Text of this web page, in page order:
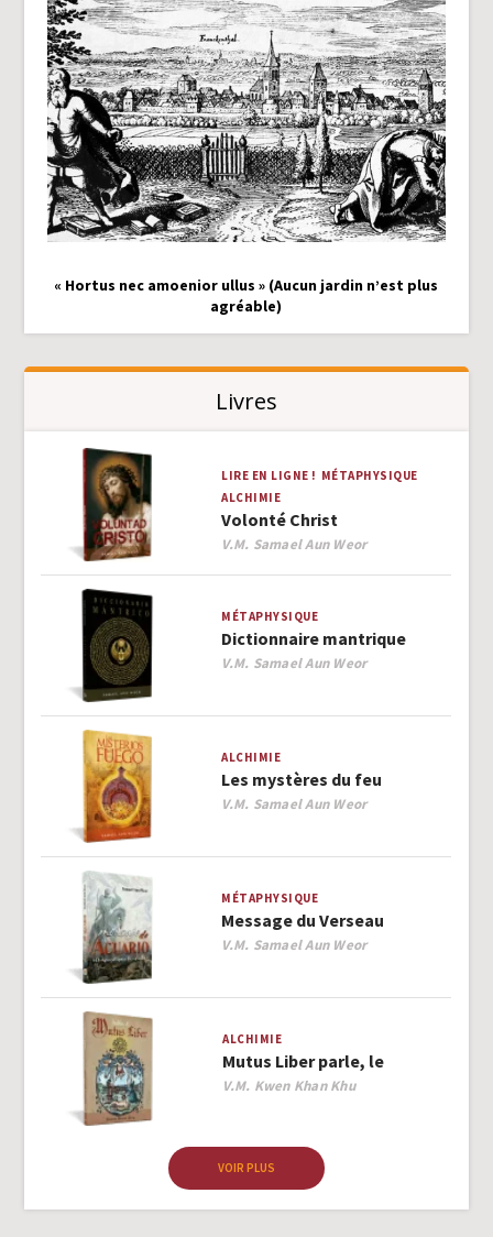
« Hortus nec amoenior ullus » (Aucun jardin n’est plus
agréable)
Livres
LIRE EN LIGNE ! MÉTAPHYSIQUE
ALCHIMIE
Volonté Christ
Author
V.M. Samael Aun Weor
MÉTAPHYSIQUE
Dictionnaire mantrique
Author
V.M. Samael Aun Weor
ALCHIMIE
Les mystères du feu
Author
V.M. Samael Aun Weor
MÉTAPHYSIQUE
Message du Verseau
Author
V.M. Samael Aun Weor
ALCHIMIE
Mutus Liber parle, le
Author
V.M. Kwen Khan Khu
VOIR PLUS